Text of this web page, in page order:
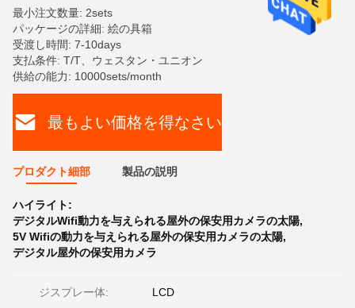
最小注文数量: 2sets
パッケージの詳細: 絵の具箱
受渡し時間: 7-10days
支払条件: T/T、ウェスタン・ユニオン
供給の能力: 10000sets/month
最もよい価格を得なさい
プロダクト細部 製品の説明
ハイライト:
デジタルWifi動力を与えられる屋外の保安用カメラの太陽,
5V Wifiの動力を与えられる屋外の保安用カメラの太陽,
デジタル屋外の保安用カメラ
ジスプレー体: LCD